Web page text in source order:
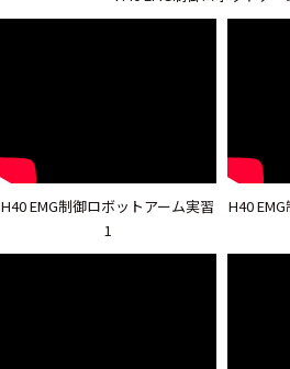
H40 EMG制御ロボットアーム実習
1
H40